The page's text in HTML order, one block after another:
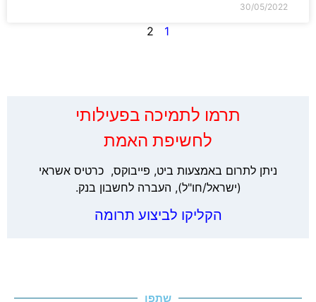
30/05/2022
1
2
‏תרמו לתמיכה בפעילותי
לחשיפת האמת
ניתן לתרום באמצעות ביט, פייבוקס, כרטיס אשראי
(ישראל/חו"ל), העברה לחשבון בנק.
הקליקו לביצוע תרומה
שתפו